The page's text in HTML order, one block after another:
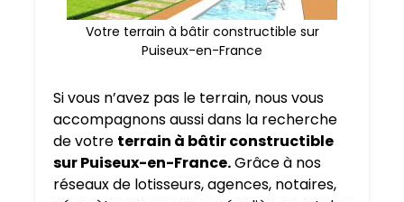
Votre terrain à bâtir constructible sur
Puiseux-en-France
Si vous n’avez pas le terrain, nous vous
accompagnons aussi dans la recherche
de votre terrain à bâtir constructible
sur Puiseux-en-France.Grâce à nos
réseaux de lotisseurs, agences, notaires,